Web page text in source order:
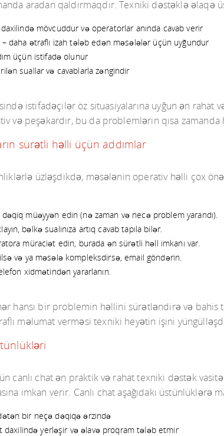
aradan qaldırmaqdır. Texniki dəstəklə əlaqə
mövcuddur və operatorlar anında cavab verir
daha ətraflı izah tələb edən məsələlər üçün uyğundur
üçün istifadə olunur
suallar və cavablarla zəngindir
istifadəçilər öz situasiyalarına uyğun ən
və peşəkardır, bu da problemlərin qısa
sürətli həlli üçün addımlar
üzləşdikdə, məsələnin operativ həlli çox
müəyyən edin (nə zaman və necə problem yarandı).
bəlkə sualınıza artıq cavab tapıla bilər.
müraciət edin, burada ən sürətli həll imkanı var.
və ya məsələ kompleksdirsə, email göndərin.
xidmətindən yararlanın.
hansı bir problemin həllini sürətləndirə və
məlumat verməsi texniki heyətin işini
canlı chat ən praktik və rahat texniki dəstək
imkan verir. Canlı chat aşağıdakı üstünlüklərə
bir neçə dəqiqə ərzində
daxilində yerləşir və əlavə proqram tələb etmir